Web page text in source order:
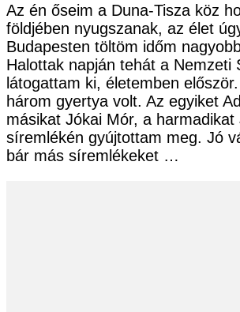
Az én őseim a Duna-Tisza köz
földjében nyugszanak, az élet
Budapesten töltöm időm
Halottak napján tehát a Nemzeti
látogattam ki, életemben
három gyertya volt. Az egyiket
másikat Jókai Mór, a harmadikat
síremlékén gyújtottam meg. Jó
bár más síremlékeket …